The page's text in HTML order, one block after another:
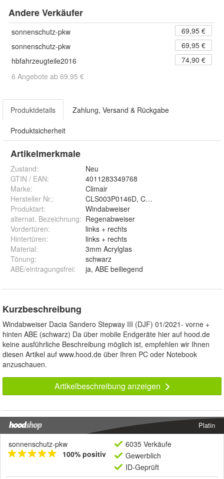
Andere Verkäufer
sonnenschutz-pkw
69,95 €
sonnenschutz-pkw
69,95 €
hbfahrzeugteile2016
74,90 €
6 Angebote ab 69,95 €
Produktdetails Zahlung, Versand & Rückgabe
Produktsicherheit
Artikelmerkmale
Zustand:
Neu
GTIN / EAN:
4011283349768
Marke:
Climair
Hersteller Nr.:
CLS003P0146D, CLS004M2144D
Produktart:
Windabweiser
alternat. Bezeichnung: Regenabweiser
Vordertüren:
links + rechts
Hintertüren:
links + rechts
Material:
3mm Acrylglas
Tönung:
schwarz
ABE/eintragungsfrei: ja, ABE beiliegend
Kurzbeschreibung
Windabweiser Dacia Sandero Stepway III (DJF) 01/2021- vorne +
hinten ABE (schwarz) Da über mobile Endgeräte hier auf hood.de
keine ausführliche Beschreibung möglich ist, empfehlen wir Ihnen
diesen Artikel auf www.hood.de über Ihren PC oder Notebook
anzuschauen.
Artikelbeschreibung anzeigen
Platin
sonnenschutz-pkw
100% positiv
6035 Verkäufe
Gewerblich
ID-Geprüft